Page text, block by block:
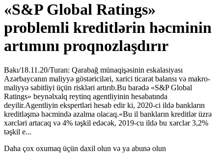
«S&P Global Ratings»
problemli kreditlərin həcminin
artımını proqnozlaşdırır
Bakı/18.11.20/Turan: Qarabağ münaqişəsinin eskalasiyası
Azərbaycanın maliyyə göstəriciləri, xarici ticarət balansı və makro-
maliyyə sabitliyi üçün riskləri artırıb.Bu barədə «S&P Global
Ratings» beynəlxalq reytinq agentliyinin hesabatında
deyilir.Agentliyin ekspertləri hesab edir ki, 2020-ci ildə bankların
kreditləşmə həcmində azalma olacaq.«Bu il bankların kreditlər üzrə
xərcləri artacaq və 4% təşkil edəcək, 2019-cu ildə bu xərclər 3,2%
təşkil e...
Daha çox oxumaq üçün daxil olun və ya abunə olun